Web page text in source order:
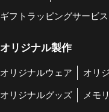
ギフトラッピングサービス
オリジナル製作
オリジナルウェア オリ
オリジナルグッズ メモ